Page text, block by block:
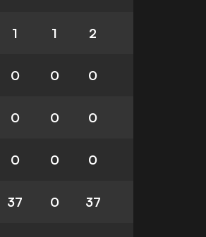
1 1 2
0 0 0
0 0 0
0 0 0
37 0 37